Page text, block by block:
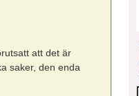
att det är
saker, den enda